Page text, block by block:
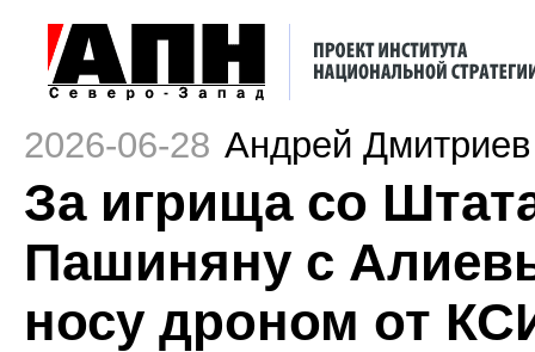
2026-06-28 Андрей Дмитриев
За игрища со
Пашиняну с
носу дроном от